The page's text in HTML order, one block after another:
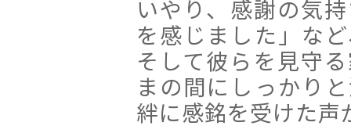
いやり、感謝の気
を感じました」な
そして彼らを見守
まの間にしっかり
絆に感銘を受けた